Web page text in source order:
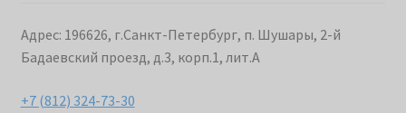
Адрес: 196626, г.Санкт-Петербург, п. Шушары, 2-й
Бадаевский проезд, д.3, корп.1, лит.А
+7 (812) 324-73-30